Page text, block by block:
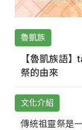
魯凱族
【魯凱族語
祭的由來
文化介紹
傳統祖靈祭是